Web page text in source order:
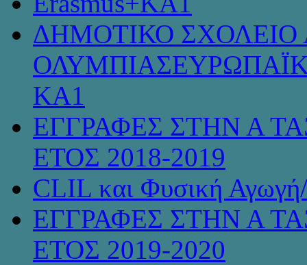
ΔΗΜΟΤΙΚΟ ΣΧΟΛΕΙΟ
KA1
ΕΓΓΡΑΦΕΣ ΣΤΗΝ Α
ΕΤΟΣ 2018-2019
CLIL και Φυσική
ΕΓΓΡΑΦΕΣ ΣΤΗΝ Α
ΕΤΟΣ 2019-2020